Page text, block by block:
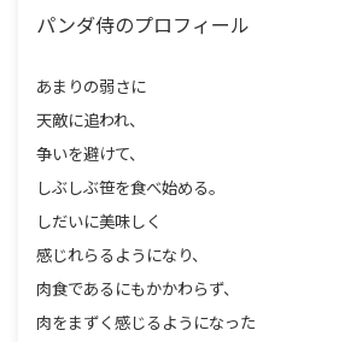
パンダ侍のプロフィール
あまりの弱さに
天敵に追われ、
争いを避けて、
しぶしぶ笹を食べ始める。
しだいに美味しく
感じれらるようになり、
肉食であるにもかかわらず、
肉をまずく感じるようになった